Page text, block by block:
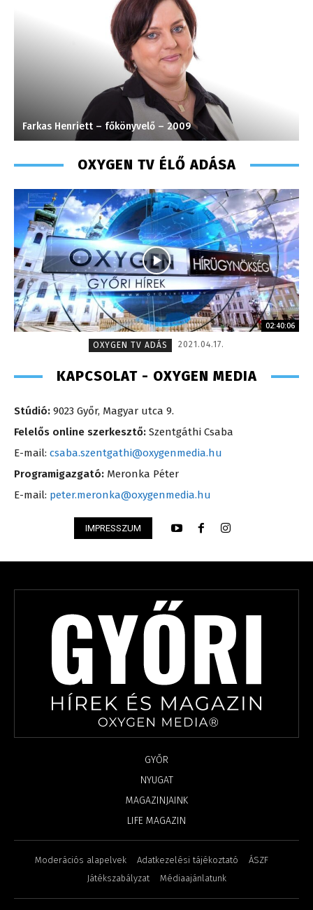
Farkas Henriett – főkönyvelő – 2009
OXYGEN TV ÉLŐ ADÁSA
02:40:06
OXYGEN TV ADÁS
2021.04.17.
KAPCSOLAT - OXYGEN MEDIA
Stúdió: 9023 Győr, Magyar utca 9.
Felelős online szerkesztő: Szentgáthi Csaba
E-mail: csaba.szentgathi@oxygenmedia.hu
Programigazgató: Meronka Péter
E-mail: peter.meronka@oxygenmedia.hu
IMPRESSZUM
GYŐR
NYUGAT
MAGAZINJAINK
LIFE MAGAZIN
Moderációs alapelvek Adatkezelési tájékoztató
ÁSZF
Játékszabályzat
Médiaajánlatunk